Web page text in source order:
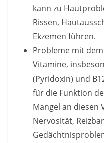
kann zu
Rissen,
Ekzemen führen.
Probleme mit
Vitamine,
(Pyridoxin) und
für die Funktion
Mangel an diesen
Nervosität,